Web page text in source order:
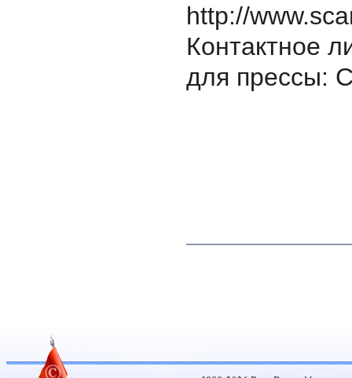
http://
Контактное
для прессы: